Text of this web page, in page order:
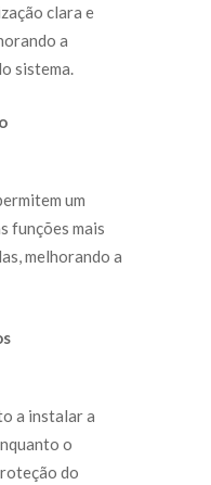
clara e
a
sistema.
um
funções mais
melhorando a
a instalar a
o
do